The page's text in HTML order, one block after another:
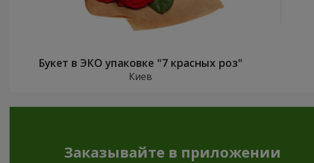
Букет в ЭКО упаковке "7 красных роз"
Киев
Заказывайте в приложении